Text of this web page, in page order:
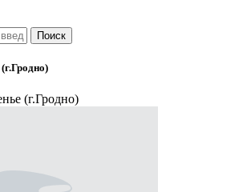
(г.Гродно)